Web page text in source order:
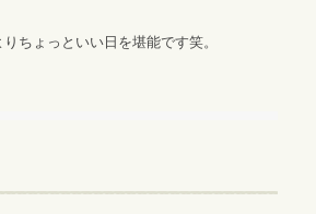
ちょっといい日を堪能です笑。